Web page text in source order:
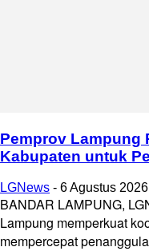
Pemprov Lampung
Kabupaten untuk
LGNews - 6 Agustus
BANDAR LAMPUNG,
Lampung memperkuat
mempercepat